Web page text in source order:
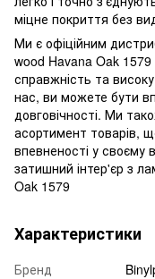
міцне покриття без
Ми є офіційним
wood Havana Oak 1579
справжність та
нас, ви можете бути
довговічності. Ми
асортимент товарів,
впевненості у своєму
затишний інтер'єр з
Oak 1579
Характеристики
Бренд